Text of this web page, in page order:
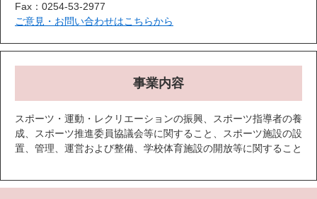
Fax：0254-53-2977
ご意見・お問い合わせはこちらから
事業内容
スポーツ・運動・レクリエーションの振興、スポーツ指導者の養
成、スポーツ推進委員協議会等に関すること、スポーツ施設の設
置、管理、運営および整備、学校体育施設の開放等に関すること